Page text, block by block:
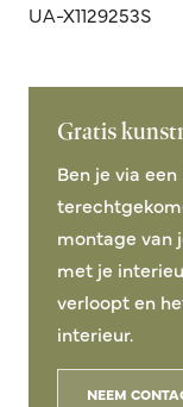
UA-X1129253S
Gratis
Ben je via
montage van
met je
verloopt en
interieur.
NEEM